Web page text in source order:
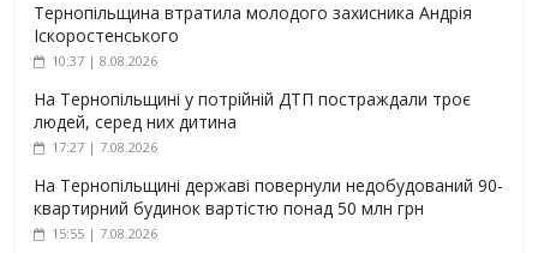
Тернопільщина втратила молодого захисника Андрія
Іскоростенського
10:37 | 8.08.2026
На Тернопільщині у потрійній ДТП постраждали троє
людей, серед них дитина
17:27 | 7.08.2026
На Тернопільщині державі повернули недобудований 90-
квартирний будинок вартістю понад 50 млн грн
15:55 | 7.08.2026